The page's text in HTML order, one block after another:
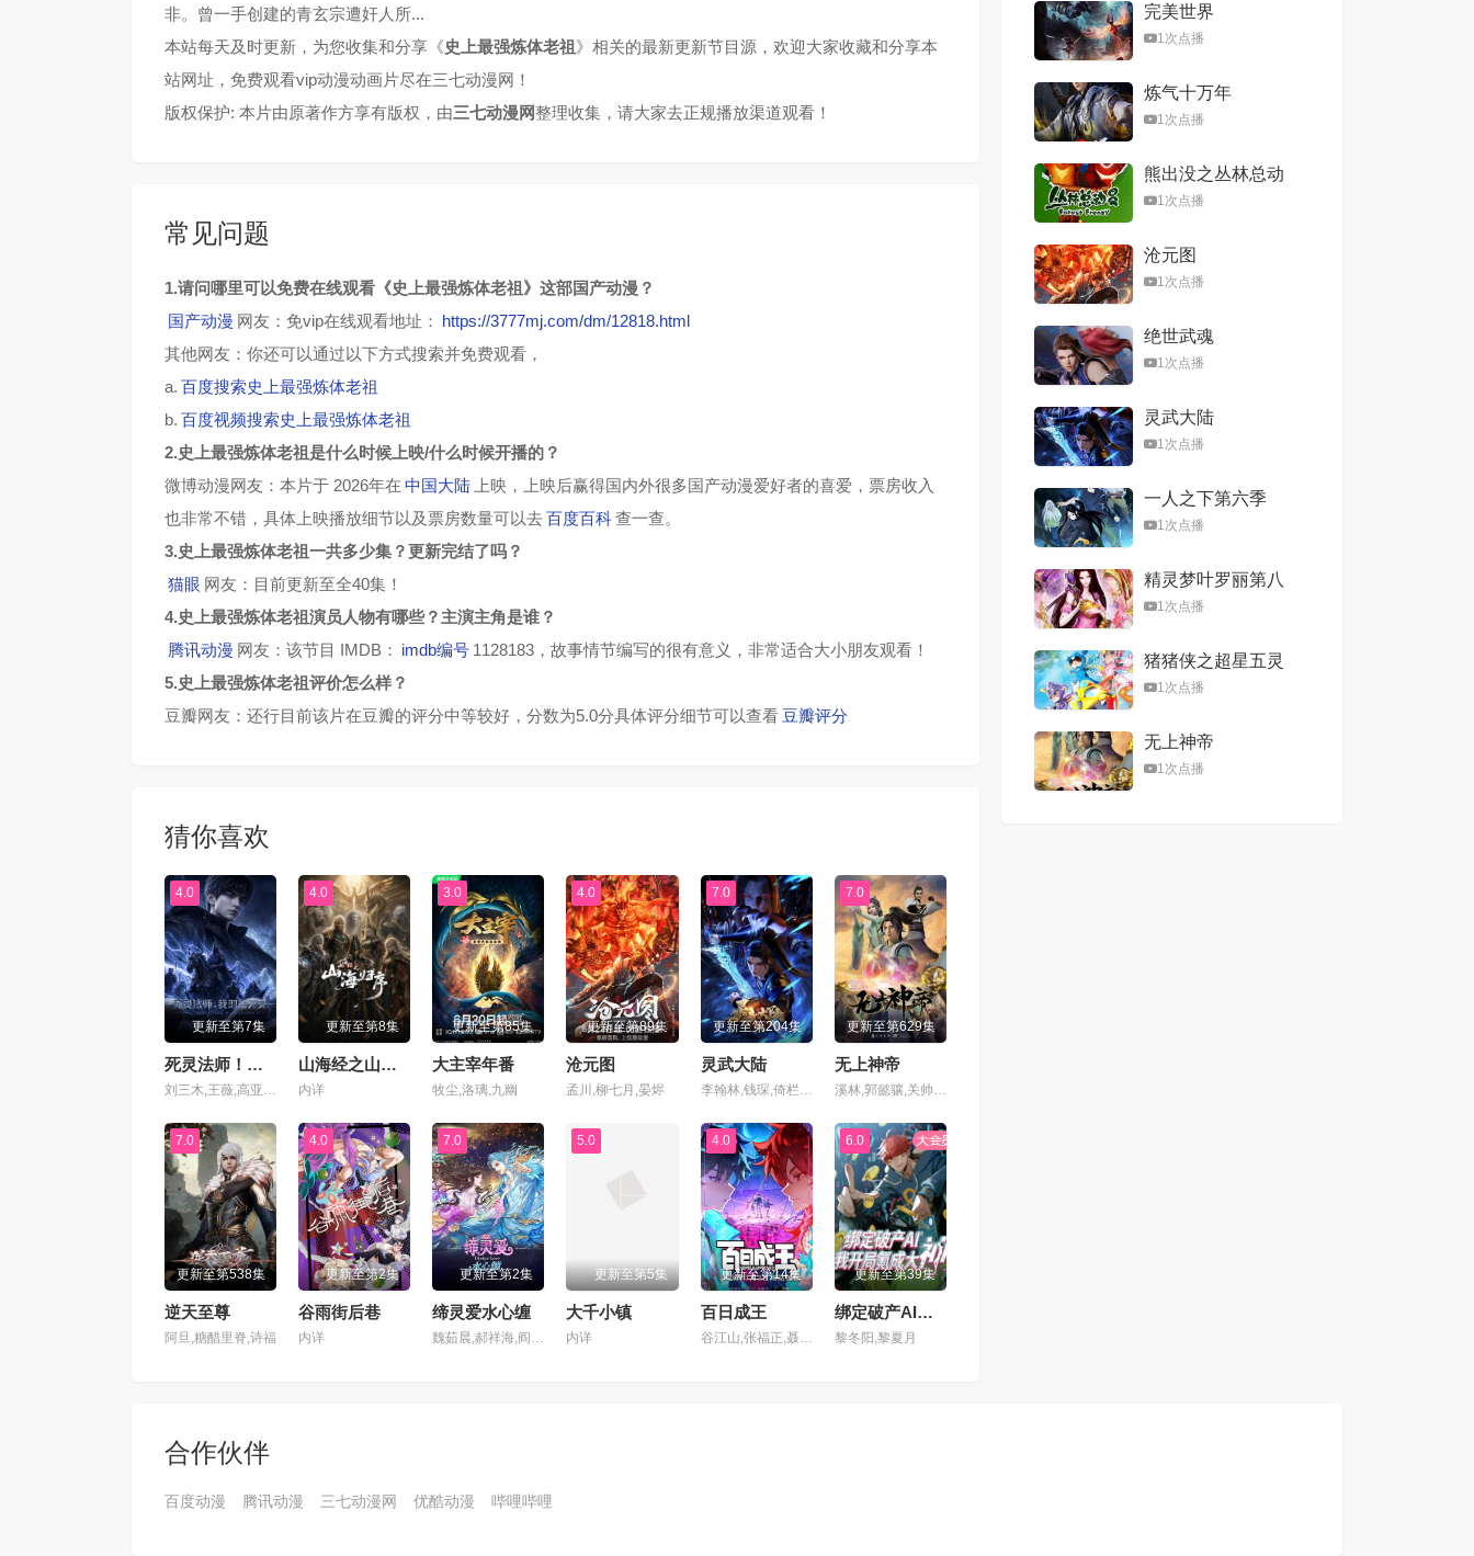
非。曾一手创建的青玄宗遭奸人所...
本站每天及时更新，为您收集和分享《史上最强炼体老祖 》相关的最新更新节目源，欢迎大家收藏和分享本
站网址，免费观看vip动漫动画片尽在三七动漫网！
版权保护: 本片由原著作方享有版权，由三七动漫网整理收集，请大家去正规播放渠道观看！
常见问题
1.请问哪里可以免费在线观看《史上最强炼体老祖》这部国产动漫？
国产动漫 网友：免vip在线观看地址： https://3777mj.com/dm/12818.html
其他网友：你还可以通过以下方式搜索并免费观看，
a. 百度搜索史上最强炼体老祖
b. 百度视频搜索史上最强炼体老祖
2.史上最强炼体老祖是什么时候上映/什么时候开播的？
微博动漫网友：本片于 2026年在 中国大陆
上映，上映后赢得国内外很多国产动漫爱好者的喜爱，票房收入
也非常不错，具体上映播放细节以及票房数量可以去百度百科查一查。
3.史上最强炼体老祖一共多少集？更新完结了吗？
猫眼 网友：目前更新至全40集！
4.史上最强炼体老祖演员人物有哪些？主演主角是谁？
腾讯动漫 网友：该节目 IMDB： imdb编号 1128183，故事情节编写的很有意义，非常适合大小朋友观看！
5.史上最强炼体老祖评价怎么样？
豆瓣网友：还行目前该片在豆瓣的评分中等较好，分数为5.0分具体评分细节可以查看 豆瓣评分
猜你喜欢
4.0
更新至第7集
死灵法师！我即是天灾动漫版
刘三木,王薇,高亚亚,夜叉,北炎,张恩泽,林帽帽
4.0
更新至第8集
山海经之山海归序
内详
3.0
更新至第85集
大主宰年番
牧尘,洛璃,九幽
4.0
更新至第89集
沧元图
孟川,柳七月,晏烬
7.0
更新至第204集
灵武大陆
李翰林,钱琛,倚栏桡,张恩泽,赵熠彤,小浣,温溪,蔡娜,齐璇,李哎,麻雀,黄玮,阿福,杨昕燃
7.0
更新至第629集
无上神帝
溪林,郭懿骧,关帅,黄骥,季骜杰,钟巍,烈之流星,蘭雨馨,张妮,徐翔,Akira明,柳知萧
7.0
更新至第538集
逆天至尊
阿旦,糖醋里脊,诗福
4.0
更新至第2集
谷雨街后巷
内详
7.0
更新至第2集
缔灵爱水心缠
魏茹晨,郝祥海,阎么么,陈张太康,关云月,楚越,闫夜桥,刘知否,林柏青,陆庚宜,图特哈蒙,金琪
5.0
更新至第5集
大千小镇
内详
4.0
更新至第14集
百日成王
谷江山,张福正,聂曦映,李楠,姜贺,赵熠彤,若瑾
6.0
更新至第39集
绑定破产AI，我开局氪成大神动态漫
黎冬阳,黎夏月
完美世界
1次点播
炼气十万年
1次点播
熊出没之丛林总动
员1次点播
沧元图
1次点播
绝世武魂
1次点播
灵武大陆
1次点播
一人之下第六季
1次点播
精灵梦叶罗丽第八
季1次点播
猪猪侠之超星五灵
侠第二季
1次点播
无上神帝
1次点播
合作伙伴
百度动漫 腾讯动漫 三七动漫网 优酷动漫 哔哩哔哩